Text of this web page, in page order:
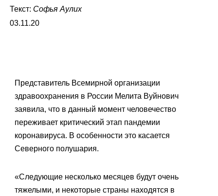
Текст: Софья Аулих
03.11.20
Представитель Всемирной организации
здравоохранения в России Мелита Вуйнович
заявила, что в данный момент человечество
переживает критический этап пандемии
коронавируса. В особенности это касается
Северного полушария.
«Следующие несколько месяцев будут очень
тяжелыми, и некоторые страны находятся в